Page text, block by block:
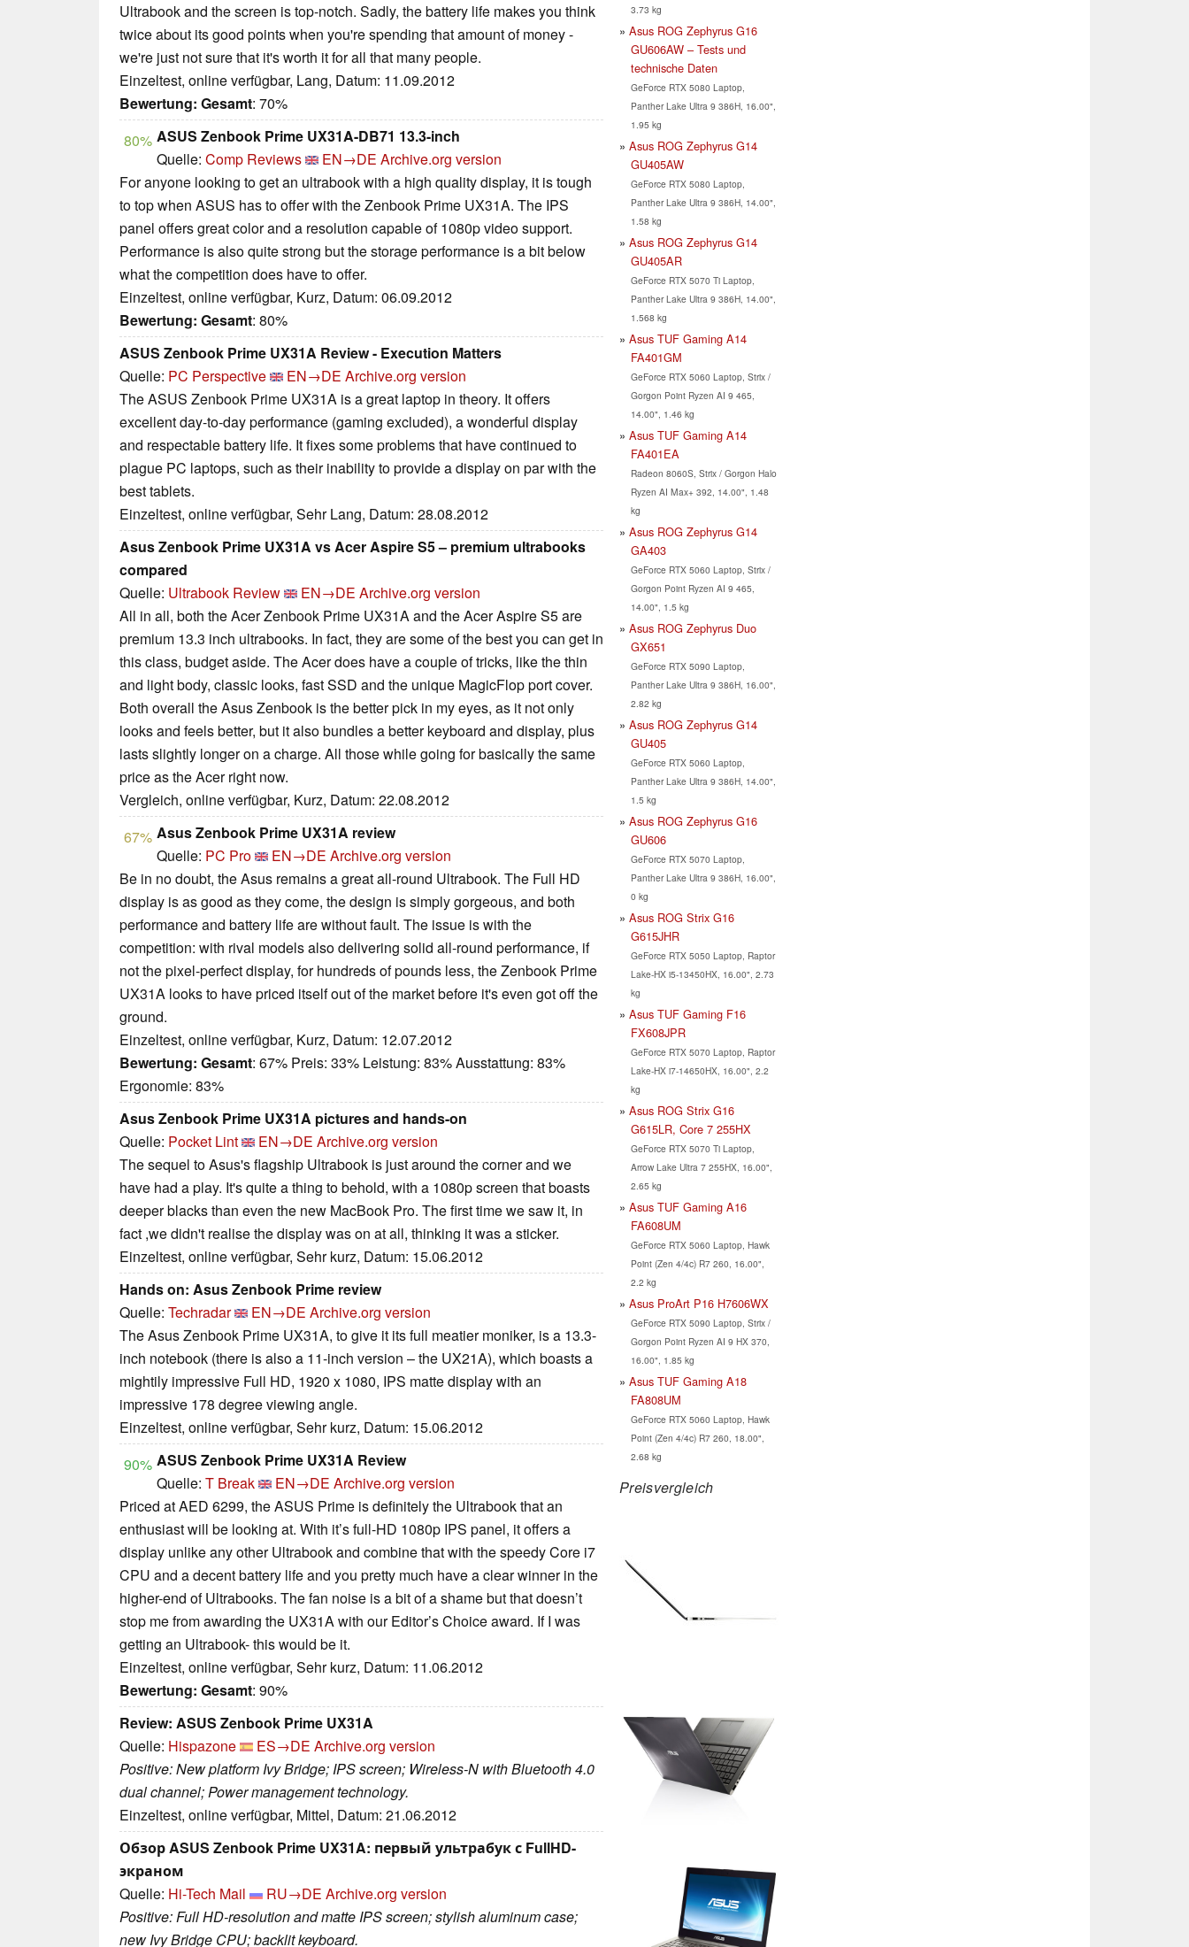
Ultrabook and the screen is top-notch. Sadly, the battery life makes you think
twice about its good points when you're spending that amount of money -
we're just not sure that it's worth it for all that many people.
Einzeltest, online verfügbar, Lang, Datum: 11.09.2012
Bewertung: Gesamt: 70%
80% ASUS Zenbook Prime UX31A-DB71 13.3-inch
Quelle: Comp Reviews EN→DE Archive.org version
For anyone looking to get an ultrabook with a high quality display, it is tough
to top when ASUS has to offer with the Zenbook Prime UX31A. The IPS
panel offers great color and a resolution capable of 1080p video support.
Performance is also quite strong but the storage performance is a bit below
what the competition does have to offer.
Einzeltest, online verfügbar, Kurz, Datum: 06.09.2012
Bewertung: Gesamt: 80%
ASUS Zenbook Prime UX31A Review - Execution Matters
Quelle: PC Perspective EN→DE Archive.org version
The ASUS Zenbook Prime UX31A is a great laptop in theory. It offers
excellent day-to-day performance (gaming excluded), a wonderful display
and respectable battery life. It fixes some problems that have continued to
plague PC laptops, such as their inability to provide a display on par with the
best tablets.
Einzeltest, online verfügbar, Sehr Lang, Datum: 28.08.2012
Asus Zenbook Prime UX31A vs Acer Aspire S5 – premium ultrabooks
compared
Quelle: Ultrabook Review EN→DE Archive.org version
All in all, both the Acer Zenbook Prime UX31A and the Acer Aspire S5 are
premium 13.3 inch ultrabooks. In fact, they are some of the best you can get in
this class, budget aside. The Acer does have a couple of tricks, like the thin
and light body, classic looks, fast SSD and the unique MagicFlop port cover.
Both overall the Asus Zenbook is the better pick in my eyes, as it not only
looks and feels better, but it also bundles a better keyboard and display, plus
lasts slightly longer on a charge. All those while going for basically the same
price as the Acer right now.
Vergleich, online verfügbar, Kurz, Datum: 22.08.2012
67% Asus Zenbook Prime UX31A review
Quelle: PC Pro EN→DE Archive.org version
Be in no doubt, the Asus remains a great all-round Ultrabook. The Full HD
display is as good as they come, the design is simply gorgeous, and both
performance and battery life are without fault. The issue is with the
competition: with rival models also delivering solid all-round performance, if
not the pixel-perfect display, for hundreds of pounds less, the Zenbook Prime
UX31A looks to have priced itself out of the market before it's even got off the
ground.
Einzeltest, online verfügbar, Kurz, Datum: 12.07.2012
Bewertung: Gesamt: 67% Preis: 33% Leistung: 83% Ausstattung: 83%
Ergonomie: 83%
Asus Zenbook Prime UX31A pictures and hands-on
Quelle: Pocket Lint EN→DE Archive.org version
The sequel to Asus's flagship Ultrabook is just around the corner and we
have had a play. It's quite a thing to behold, with a 1080p screen that boasts
deeper blacks than even the new MacBook Pro. The first time we saw it, in
fact ,we didn't realise the display was on at all, thinking it was a sticker.
Einzeltest, online verfügbar, Sehr kurz, Datum: 15.06.2012
Hands on: Asus Zenbook Prime review
Quelle: Techradar EN→DE Archive.org version
The Asus Zenbook Prime UX31A, to give it its full meatier moniker, is a 13.3-
inch notebook (there is also a 11-inch version – the UX21A), which boasts a
mightily impressive Full HD, 1920 x 1080, IPS matte display with an
impressive 178 degree viewing angle.
Einzeltest, online verfügbar, Sehr kurz, Datum: 15.06.2012
90% ASUS Zenbook Prime UX31A Review
Quelle: T Break EN→DE Archive.org version
Priced at AED 6299, the ASUS Prime is definitely the Ultrabook that an
enthusiast will be looking at. With it’s full-HD 1080p IPS panel, it offers a
display unlike any other Ultrabook and combine that with the speedy Core i7
CPU and a decent battery life and you pretty much have a clear winner in the
higher-end of Ultrabooks. The fan noise is a bit of a shame but that doesn’t
stop me from awarding the UX31A with our Editor’s Choice award. If I was
getting an Ultrabook- this would be it.
Einzeltest, online verfügbar, Sehr kurz, Datum: 11.06.2012
Bewertung: Gesamt: 90%
Review: ASUS Zenbook Prime UX31A
Quelle: Hispazone ES→DE Archive.org version
Positive: New platform Ivy Bridge; IPS screen; Wireless-N with Bluetooth 4.0
dual channel; Power management technology.
Einzeltest, online verfügbar, Mittel, Datum: 21.06.2012
Обзор ASUS Zenbook Prime UX31A: первый ультрабук с FullHD-
экраном
Quelle: Hi-Tech Mail RU→DE Archive.org version
Positive: Full HD-resolution and matte IPS screen; stylish aluminum case;
new Ivy Bridge CPU; backlit keyboard.
3.73 kg
Asus ROG Zephyrus G16
GU606AW – Tests und
technische Daten
GeForce RTX 5080 Laptop,
Panther Lake Ultra 9 386H, 16.00",
1.95 kg
Asus ROG Zephyrus G14
GU405AW
GeForce RTX 5080 Laptop,
Panther Lake Ultra 9 386H, 14.00",
1.58 kg
Asus ROG Zephyrus G14
GU405AR
GeForce RTX 5070 Ti Laptop,
Panther Lake Ultra 9 386H, 14.00",
1.568 kg
Asus TUF Gaming A14
FA401GM
GeForce RTX 5060 Laptop, Strix /
Gorgon Point Ryzen AI 9 465,
14.00", 1.46 kg
Asus TUF Gaming A14
FA401EA
Radeon 8060S, Strix / Gorgon Halo
Ryzen AI Max+ 392, 14.00", 1.48
kg
Asus ROG Zephyrus G14
GA403
GeForce RTX 5060 Laptop, Strix /
Gorgon Point Ryzen AI 9 465,
14.00", 1.5 kg
Asus ROG Zephyrus Duo
GX651
GeForce RTX 5090 Laptop,
Panther Lake Ultra 9 386H, 16.00",
2.82 kg
Asus ROG Zephyrus G14
GU405
GeForce RTX 5060 Laptop,
Panther Lake Ultra 9 386H, 14.00",
1.5 kg
Asus ROG Zephyrus G16
GU606
GeForce RTX 5070 Laptop,
Panther Lake Ultra 9 386H, 16.00",
0 kg
Asus ROG Strix G16
G615JHR
GeForce RTX 5050 Laptop, Raptor
Lake-HX i5-13450HX, 16.00", 2.73
kg
Asus TUF Gaming F16
FX608JPR
GeForce RTX 5070 Laptop, Raptor
Lake-HX i7-14650HX, 16.00", 2.2
kg
Asus ROG Strix G16
G615LR, Core 7 255HX
GeForce RTX 5070 Ti Laptop,
Arrow Lake Ultra 7 255HX, 16.00",
2.65 kg
Asus TUF Gaming A16
FA608UM
GeForce RTX 5060 Laptop, Hawk
Point (Zen 4/4c) R7 260, 16.00",
2.2 kg
Asus ProArt P16 H7606WX
GeForce RTX 5090 Laptop, Strix /
Gorgon Point Ryzen AI 9 HX 370,
16.00", 1.85 kg
Asus TUF Gaming A18
FA808UM
GeForce RTX 5060 Laptop, Hawk
Point (Zen 4/4c) R7 260, 18.00",
2.68 kg
Preisvergleich